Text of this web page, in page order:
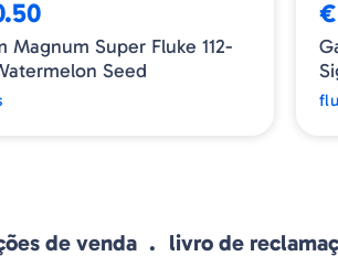
Magnum Super Fluke 112-
Seed
€
de venda livro de